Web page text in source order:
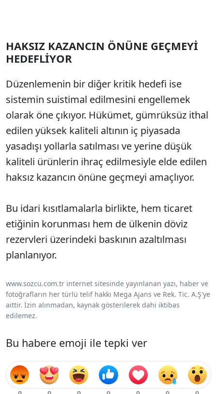
HAKSIZ KAZANCIN ÖNÜNE GEÇMEYİ
HEDEFLİYOR
Düzenlemenin bir diğer kritik hedefi ise
sistemin suistimal edilmesini engellemek
olarak öne çıkıyor. Hükümet, gümrüksüz ithal
edilen yüksek kaliteli altının iç piyasada
yasadışı yollarla satılması ve yerine düşük
kaliteli ürünlerin ihraç edilmesiyle elde edilen
haksız kazancın önüne geçmeyi amaçlıyor.
Bu idari kısıtlamalarla birlikte, hem ticaret
etiğinin korunması hem de ülkenin döviz
rezervleri üzerindeki baskının azaltılması
planlanıyor.
www.sozcu.com.tr internet sitesinde yayınlanan yazı, haber ve
fotoğrafların her türlü telif hakkı Mega Ajans ve Rek. Tic. A.Ş'ye
aittir. İzin alınmadan, kaynak gösterilerek dahi iktibas
edilemez.
Bu habere emoji ile tepki ver